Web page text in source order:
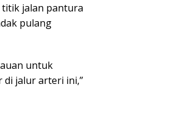
titik jalan pantura
pulang
untuk
di jalur arteri ini,”